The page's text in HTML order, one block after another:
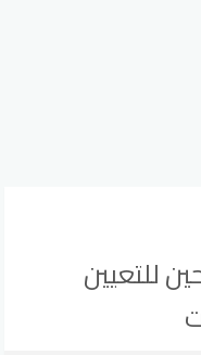
للتعيين